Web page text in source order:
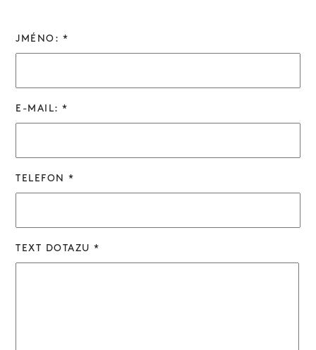
JMÉNO: *
E-MAIL: *
TELEFON *
TEXT DOTAZU *